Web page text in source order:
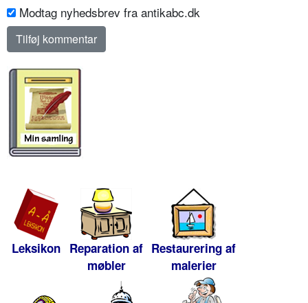
Modtag nyhedsbrev fra antikabc.dk
Leksikon Reparation af
møbler
Restaurering af
malerier